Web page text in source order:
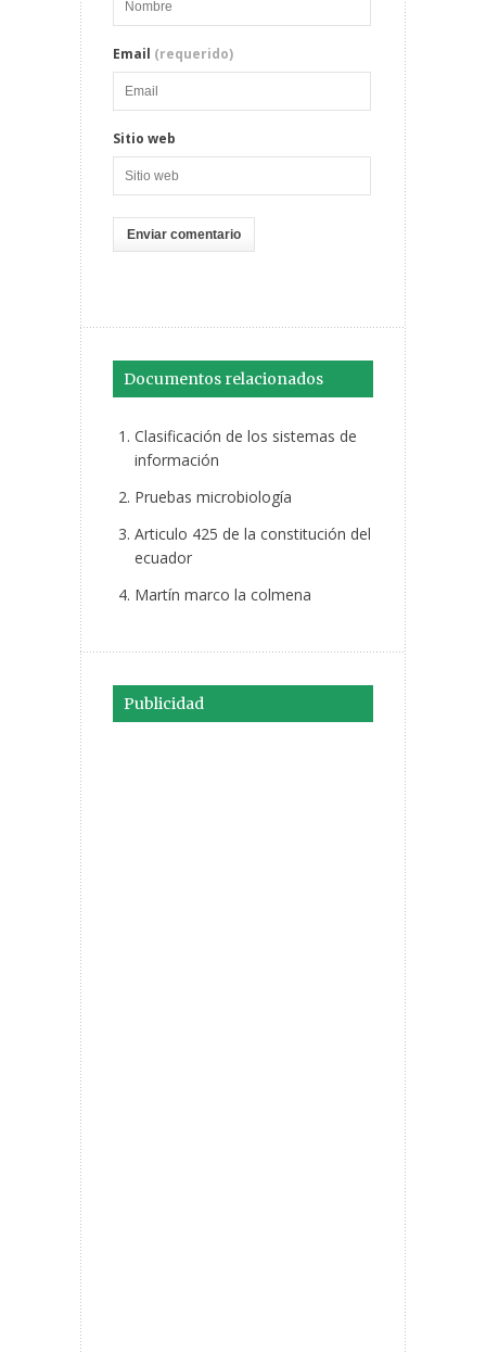
Email (requerido)
Sitio web
Documentos relacionados
Clasificación de los sistemas de
información
Pruebas microbiología
Articulo 425 de la constitución del
ecuador
Martín marco la colmena
Publicidad